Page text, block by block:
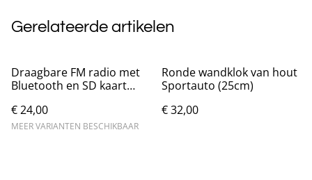
Gerelateerde artikelen
Draagbare FM radio met
Bluetooth en SD kaart
€ 24,00
MEER VARIANTEN BESCHIKBAAR
Ronde wandklok van hout
Sportauto (25cm)
€ 32,00